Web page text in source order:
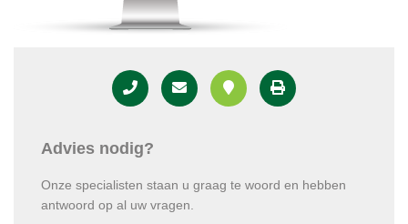
Advies nodig?
Onze specialisten staan u graag te woord en hebben
antwoord op al uw vragen.